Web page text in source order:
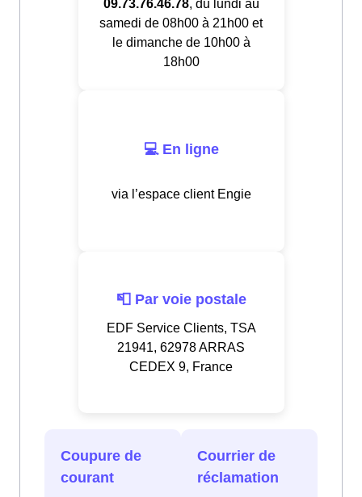
09.73.76.46.78, du lundi au
samedi de 08h00 à 21h00 et
le dimanche de 10h00 à
18h00
💻 En ligne
via l’espace client Engie
📮 Par voie postale
EDF Service Clients, TSA
21941, 62978 ARRAS
CEDEX 9, France
Coupure de
courant
Courrier de
réclamation